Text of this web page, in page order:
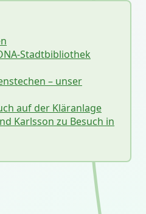
Stadtbibliothek
– unser
auf der Kläranlage
Karlsson zu Besuch in